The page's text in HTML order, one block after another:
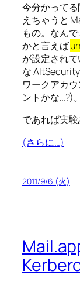
今分かって
えちゃうと
もの。なん
かと言えば
が設定され
な
ワークアカ
ントかな…?)。
であれば実験
(さらに…)
2011/9/6 (火)